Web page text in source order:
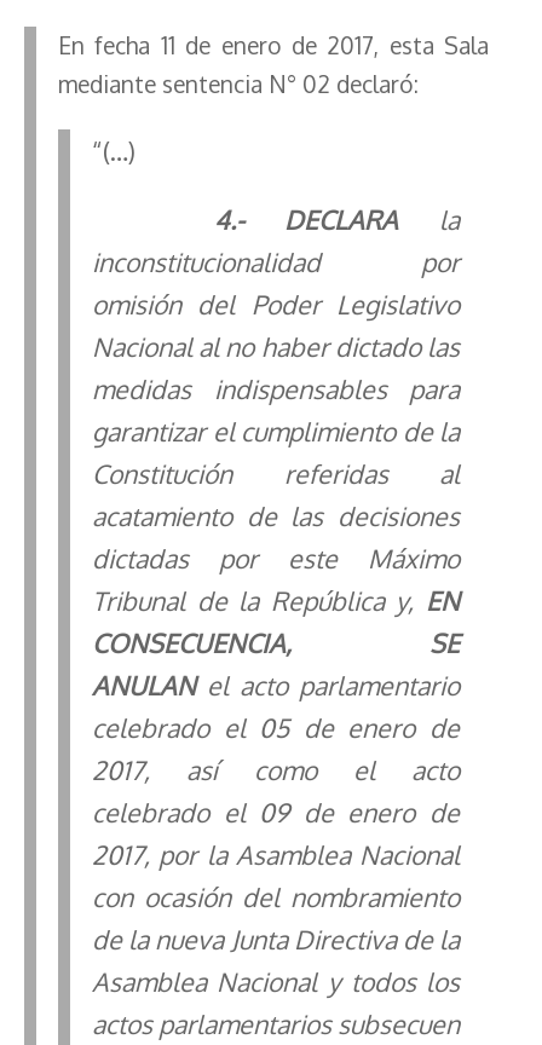
En fecha 11 de enero de 2017, esta Sala
mediante sentencia N° 02 declaró:
“(…)
4.- DECLARAla
inconstitucionalidad por
omisión del Poder Legislativo
Nacional al no haber dictado las
medidas indispensables para
garantizar el cumplimiento de la
Constitución referidas al
acatamiento de las decisiones
dictadas por este Máximo
Tribunal de la República y, EN
CONSECUENCIA,
SE
ANULAN el acto parlamentario
celebrado el 05 de enero de
2017, así como el acto
celebrado el 09 de enero de
2017, por la Asamblea Nacional
con ocasión del nombramiento
de la nueva Junta Directiva de la
Asamblea Nacional y todos los
actos parlamentariossubsecuen